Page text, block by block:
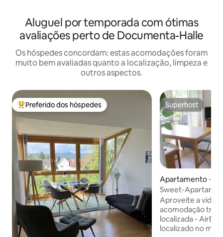
Aluguel por temporada com ótimas
avaliações perto de Documenta-Halle
Os hóspedes concordam: estas acomodações foram
muito bem avaliadas quanto a localização, limpeza e
outros aspectos.
Entre os melhores preferidos dos hóspedes
Preferido dos hóspedes Superhost
Superhost
Apartamento ⋅
Sweet-
Estação Central
Aproveite a vida
acomodação
localizada - AirBNB. O apartamento
localizado no